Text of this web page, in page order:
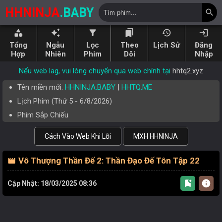
HHNINJA.BABY search
category
Tổng
Hợp
auto_awesome
Ngẫu
Nhiên
filter_alt
Lọc
Phim
bookmarks
Theo
Dõi
history
Lịch Sử
login
Đăng
Nhập
Nếu web lag, vui lòng chuyển qua web chính tại hhtq2.xyz
Tên miền mới: HHNINJA.BABY | HHTQ.ME
Lịch Phim (Thứ 5 - 6/8/2026)
Phim Sắp Chiếu
Cách Vào Web Khi Lỗi MXH HHNINJA
movie Vô Thượng Thần Đế 2: Thần Đạo Đế Tôn Tập 22
Cập Nhật: 18/03/2025 08:36 bookmark_add info